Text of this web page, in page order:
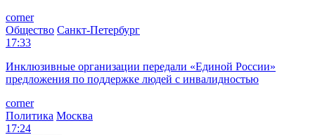
corner
Общество Санкт-Петербург
17:33
Инклюзивные организации передали «Единой России»
предложения по поддержке людей с инвалидностью
corner
Политика Москва
17:24